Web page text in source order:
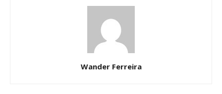
Wander Ferreira